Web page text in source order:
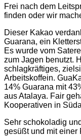
Frei nach dem
finden oder wir
Dieser Kakao
Guarana, ein
Es wurde vom
zum Jagen benutzt.
schlagkräftiges,
Arbeitskoffein.
14% Guarana mit
aus Atalaya. Fair
Kooperativen in
Sehr schokoladig
gesüßt und mit einer